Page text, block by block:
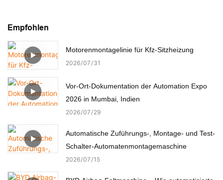
Empfohlen
Motorenmontagelinie für Kfz-Sitzheizung
2026 07 31
Vor-Ort-Dokumentation der Automation Expo
2026 in Mumbai, Indien
2026 07 29
Automatische Zuführungs-, Montage- und Test-
Schalter-Automatenmontagemaschine
2026 07 15